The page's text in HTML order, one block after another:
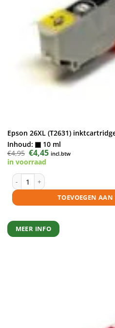
Epson 26XL (T2631)
Inhoud:
10 ml
€4,95 Oorspronkelijke
prijs
was:
€4,45Huidige
prijs
incl.btw
in voorraad
Epson 26XL (T2631) inktcartridge
TOEVOEGEN
MEER INFO